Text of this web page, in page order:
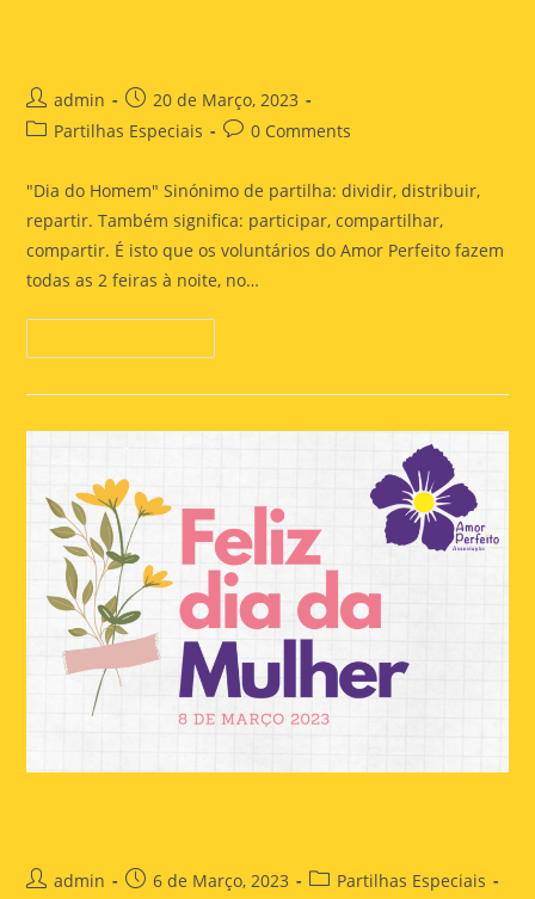
admin
20 de Março, 2023
Partilhas Especiais
0 Comments
"Dia do Homem" Sinónimo de partilha: dividir, distribuir,
repartir. Também significa: participar, compartilhar,
compartir. É isto que os voluntários do Amor Perfeito fazem
todas as 2 feiras à noite, no…
admin 6 de Março, 2023
Partilhas Especiais